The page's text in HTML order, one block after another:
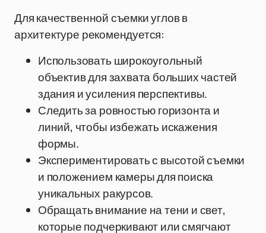
Для качественной съемки углов в
архитектуре рекомендуется:
Использовать широкоугольный
объектив для захвата больших частей
здания и усиления перспективы.
Следить за ровностью горизонта и
линий, чтобы избежать искажения
формы.
Экспериментировать с высотой съемки
и положением камеры для поиска
уникальных ракурсов.
Обращать внимание на тени и свет,
которые подчеркивают или смягчают